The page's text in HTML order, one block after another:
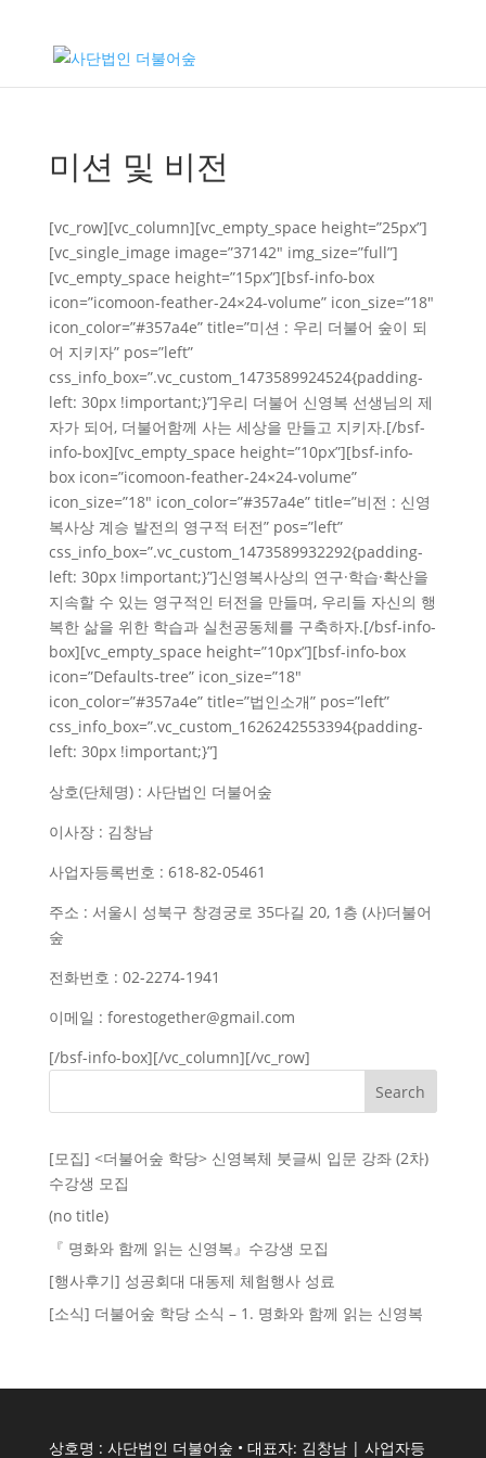
미션 및 비전
[vc_row][vc_column][vc_empty_space height=”25px”]
[vc_single_image image=”37142″ img_size=”full”]
[vc_empty_space height=”15px”][bsf-info-box
icon=”icomoon-feather-24×24-volume” icon_size=”18″
icon_color=”#357a4e” title=”미션 : 우리 더불어 숲이 되
어 지키자” pos=”left”
css_info_box=”.vc_custom_1473589924524{padding-
left: 30px !important;}”]우리 더불어 신영복 선생님의 제
자가 되어, 더불어함께 사는 세상을 만들고 지키자.[/bsf-
info-box][vc_empty_space height=”10px”][bsf-info-
box icon=”icomoon-feather-24×24-volume”
icon_size=”18″ icon_color=”#357a4e” title=”비전 : 신영
복사상 계승 발전의 영구적 터전” pos=”left”
css_info_box=”.vc_custom_1473589932292{padding-
left: 30px !important;}”]신영복사상의 연구·학습·확산을
지속할 수 있는 영구적인 터전을 만들며, 우리들 자신의 행
복한 삶을 위한 학습과 실천공동체를 구축하자.[/bsf-info-
box][vc_empty_space height=”10px”][bsf-info-box
icon=”Defaults-tree” icon_size=”18″
icon_color=”#357a4e” title=”법인소개” pos=”left”
css_info_box=”.vc_custom_1626242553394{padding-
left: 30px !important;}”]
상호(단체명) : 사단법인 더불어숲
이사장 : 김창남
사업자등록번호 : 618-82-05461
주소 : 서울시 성북구 창경궁로 35다길 20, 1층 (사)더불어
숲
전화번호 : 02-2274-1941
이메일 : forestogether@gmail.com
[/bsf-info-box][/vc_column][/vc_row]
[모집] <더불어숲 학당> 신영복체 붓글씨 입문 강좌 (2차)
수강생 모집
(no title)
​『 명화와 함께 읽는 신영복』수강생 모집
[행사후기] 성공회대 대동제 체험행사 성료
[소식] 더불어숲 학당 소식 – 1. 명화와 함께 읽는 신영복
상호명 : 사단법인 더불어숲 • 대표자: 김창남 | 사업자등